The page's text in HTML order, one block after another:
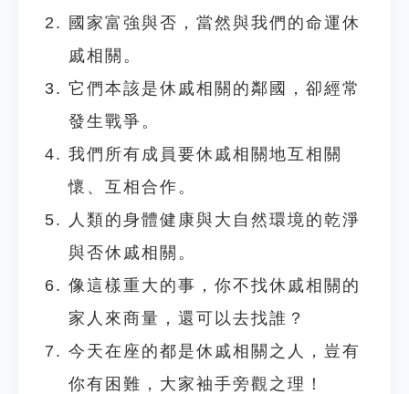
國家富強與否，當然與我們的命運休
戚相關。
它們本該是休戚相關的鄰國，卻經常
發生戰爭。
我們所有成員要休戚相關地互相關
懷、互相合作。
人類的身體健康與大自然環境的乾淨
與否休戚相關。
像這樣重大的事，你不找休戚相關的
家人來商量，還可以去找誰？
今天在座的都是休戚相關之人，豈有
你有困難，大家袖手旁觀之理！